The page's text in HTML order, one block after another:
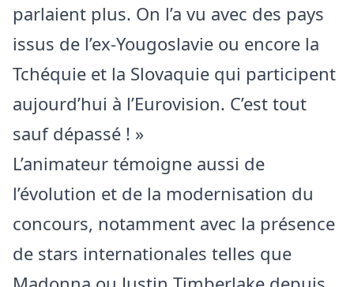
parlaient plus. On l’a vu avec des pays
issus de l’ex-Yougoslavie ou encore la
Tchéquie et la Slovaquie qui participent
aujourd’hui à l’Eurovision. C’est tout
sauf dépassé ! »
L’animateur témoigne aussi de
l’évolution et de la modernisation du
concours, notamment avec la présence
de stars internationales telles que